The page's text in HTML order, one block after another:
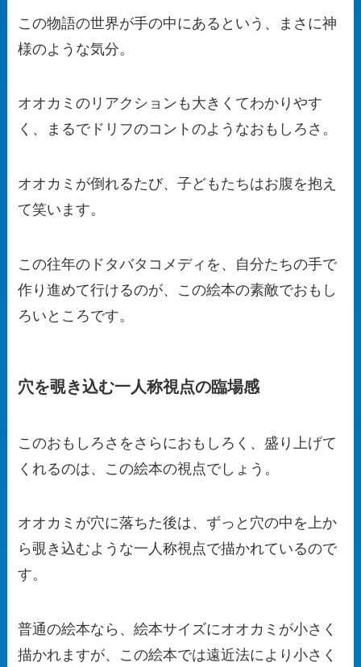
この物語の世界が手の中にあるという、まさに神
様のような気分。
オオカミのリアクションも大きくてわかりやす
く、まるでドリフのコントのようなおもしろさ。
オオカミが倒れるたび、子どもたちはお腹を抱え
て笑います。
この往年のドタバタコメディを、自分たちの手で
作り進めて行けるのが、この絵本の素敵でおもし
ろいところです。
穴を覗き込む一人称視点の臨場感
このおもしろさをさらにおもしろく、盛り上げて
くれるのは、この絵本の視点でしょう。
オオカミが穴に落ちた後は、ずっと穴の中を上か
ら覗き込むような一人称視点で描かれているので
す。
普通の絵本なら、絵本サイズにオオカミが小さく
描かれますが、この絵本では遠近法により小さく